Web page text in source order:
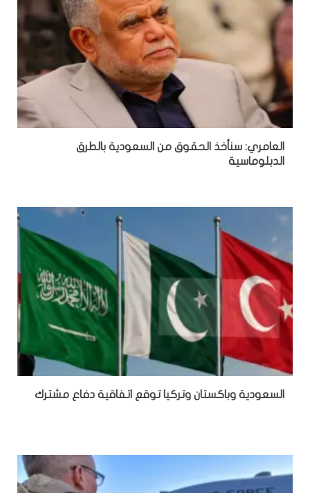
العامري: سنأخذ الحقوق من السعودية بالطرق
الدبلوماسية
السعودية وباكستان وتركيا توقع اتفاقية دفاع مشترك